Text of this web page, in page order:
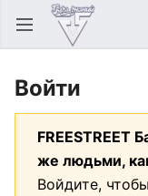
Открыть главное меню
Войти
FREESTREET
же людьми,
Войдите,